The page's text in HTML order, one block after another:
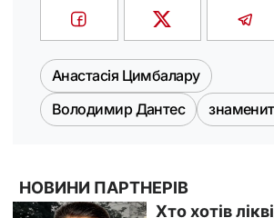
Анастасія Цимбалару
Володимир Дантес